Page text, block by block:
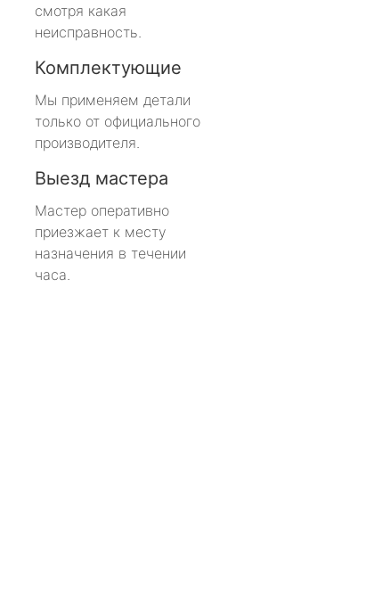
смотря какая
неисправность.
Комплектующие
Мы применяем детали
только от официального
производителя.
Выезд мастера
Мастер оперативно
приезжает к месту
назначения в течении
часа.